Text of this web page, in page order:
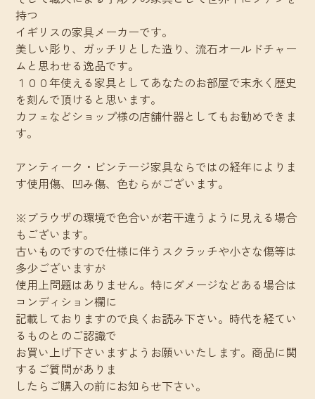
持つ
イギリスの家具メーカーです。
美しい彫り、ガッチリとした造り、流石オールドチャー
ムと思わせる逸品です。
１００年使える家具としてあなたのお部屋で末永く歴史
を刻んで頂けると思います。
カフェなどショップ様の店舗什器としてもお勧めできま
す。
アンティーク・ビンテージ家具ならではの経年によりま
す使用傷、凹み傷、色むらがございます。
※ブラウザの環境で色合いが若干違うように見える場合
もございます。
古いものですので仕様に伴うスクラッチや小さな傷等は
多少ございますが
使用上問題はありません。特にダメージなどある場合は
コンディション欄に
記載しておりますので良くお読み下さい。時代を経てい
るものとのご認識で
お買い上げ下さいますようお願いいたします。商品に関
するご質問がありま
したらご購入の前にお知らせ下さい。